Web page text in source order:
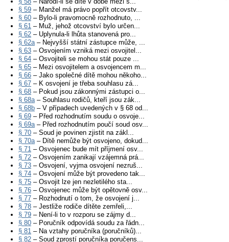
§ 59 – Manžel má právo popřít otcovstv...
§ 60 – Bylo-li pravomocně rozhodnuto, ...
§ 61 – Muž, jehož otcovství bylo určen...
§ 62 – Uplynula-li lhůta stanovená pro...
§ 62a– Nejvyšší státní zástupce může, ...
§ 63 – Osvojením vzniká mezi osvojitel...
§ 64 – Osvojiteli se mohou stát pouze ...
§ 65 – Mezi osvojitelem a osvojencem m...
§ 66 – Jako společné dítě mohou někoho...
§ 67 – K osvojení je třeba souhlasu zá...
§ 68 – Pokud jsou zákonnými zástupci o...
§ 68a– Souhlasu rodičů, kteří jsou zák...
§ 68b – V případech uvedených v § 68 od...
§ 69 – Před rozhodnutím soudu o osvoje...
§ 69a– Před rozhodnutím poučí soud osv...
§ 70 – Soud je povinen zjistit na zákl...
§ 70a– Dítě nemůže být osvojeno, dokud...
§ 71 – Osvojenec bude mít příjmení osv...
§ 72 – Osvojením zanikají vzájemná prá...
§ 73 – Osvojení, vyjma osvojení nezruš...
§ 74 – Osvojení může být provedeno tak...
§ 75 – Osvojit lze jen nezletilého sta...
§ 76 – Osvojenec může být opětovně osv...
§ 77 – Rozhodnutí o tom, že osvojení j...
§ 78 – Jestliže rodiče dítěte zemřeli,...
§ 79 – Není-li to v rozporu se zájmy d...
§ 80 – Poručník odpovídá soudu za řádn...
§ 81 – Na vztahy poručníka (poručníků)...
§ 82 – Soud zprostí poručníka poručens...